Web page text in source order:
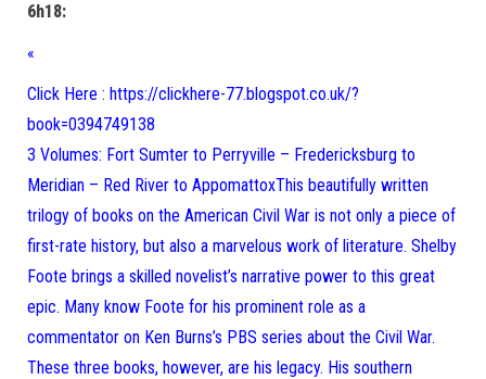
6h18:
«
Click Here : https://clickhere-77.blogspot.co.uk/?
book=0394749138
3 Volumes: Fort Sumter to Perryville – Fredericksburg to
Meridian – Red River to AppomattoxThis beautifully written
trilogy of books on the American Civil War is not only a piece of
first-rate history, but also a marvelous work of literature. Shelby
Foote brings a skilled novelist’s narrative power to this great
epic. Many know Foote for his prominent role as a
commentator on Ken Burns’s PBS series about the Civil War.
These three books, however, are his legacy. His southern